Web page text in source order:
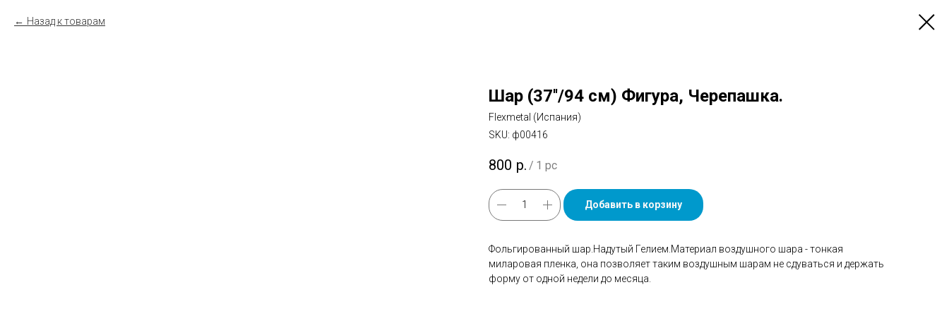
Назад к товарам
Шар (37''/94 см) Фигура, Черепашка.
Flexmetal (Испания)
SKU: ф00416
800 р. / 1 pc
Добавить в корзину
Фольгированный шар.Надутый Гелием.Материал воздушного шара - тонкая
миларовая пленка, она позволяет таким воздушным шарам не сдуваться и держать
форму от одной недели до месяца.